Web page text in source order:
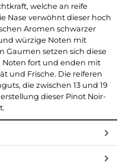
welche an reife
Nase verwöhnt dieser hoch
Aromen schwarzer
würzige Noten mit
Gaumen setzen sich diese
fort und enden mit
und Frische. Die reiferen
die zwischen 13 und 19
dieser Pinot Noir-